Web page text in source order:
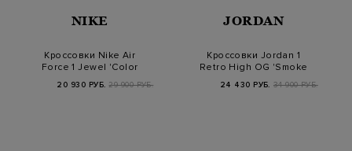
NIKE
Кроссовки Nike Air
Force 1 Jewel 'Color
20 930 РУБ. 29 900 РУБ.
JORDAN
Кроссовки Jordan 1
Retro High OG 'Smoke
24 430 РУБ. 34 900 РУБ.